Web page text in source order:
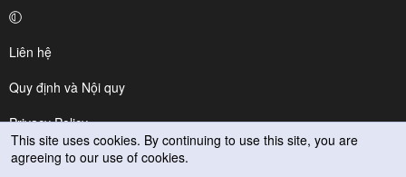
Liên hệ
Quy định và Nội quy
Privacy Policy
Trợ giúp
This site uses cookies. By continuing to use this site, you are
agreeing to our use of cookies.